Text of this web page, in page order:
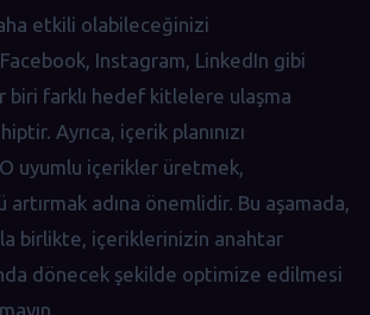
etkili olabileceğinizi
Facebook, Instagram, LinkedIn gibi
biri farklı hedef kitlelere ulaşma
Ayrıca, içerik planınızı
uyumlu içerikler üretmek,
adına önemlidir. Bu aşamada,
birlikte, içeriklerinizin anahtar
dönecek şekilde optimize edilmesi